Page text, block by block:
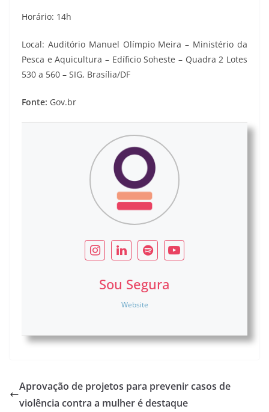
Horário: 14h
Local: Auditório Manuel Olímpio Meira – Ministério da
Pesca e Aquicultura – Edíficio Soheste – Quadra 2 Lotes
530 a 560 – SIG, Brasília/DF
Fonte: Gov.br
Sou Segura
Website
Aprovação de projetos para prevenir casos de
violência contra a mulher é destaque